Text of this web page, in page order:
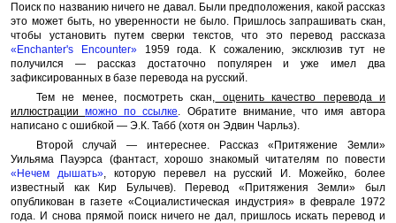
Поиск по названию ничего не давал. Были предположения, какой рассказ
это может быть, но уверенности не было. Пришлось запрашивать скан,
чтобы установить путем сверки текстов, что это перевод рассказа
«Enchanter's Encounter»1959 года. К сожалению, эксклюзив тут не
получился — рассказ достаточно популярен и уже имел два
зафиксированных в базе перевода на русский.
Тем не менее, посмотреть скан, оценить качество перевода и
иллюстрацииможно по ссылке. Обратите внимание, что имя автора
написано с ошибкой — Э.К. Табб (хотя он Эдвин Чарльз).
Второй случай — интереснее. Рассказ «Притяжение Земли»
Уильяма Пауэрса (фантаст, хорошо знакомый читателям по повести
«Нечем дышать», которую перевел на русский И. Можейко, более
известный как Кир Булычев). Перевод «Притяжения Земли» был
опубликован в газете «Социалистическая индустрия» в феврале 1972
года. И снова прямой поиск ничего не дал, пришлось искать перевод и